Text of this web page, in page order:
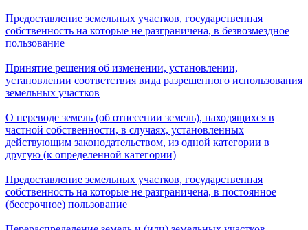
Предоставление земельных участков, государственная
собственность на которые не разграничена, в безвозмездное
пользование
Принятие решения об изменении, установлении,
установлении соответствия вида разрешенного использования
земельных участков
О переводе земель (об отнесении земель), находящихся в
частной собственности, в случаях, установленных
действующим законодательством, из одной категории в
другую (к определенной категории)
Предоставление земельных участков, государственная
собственность на которые не разграничена, в постоянное
(бессрочное) пользование